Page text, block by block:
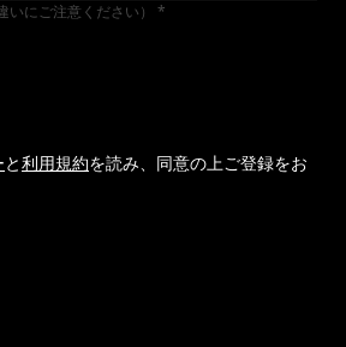
にご注意ください）
と利用規約を読み、同意の上ご登録をお